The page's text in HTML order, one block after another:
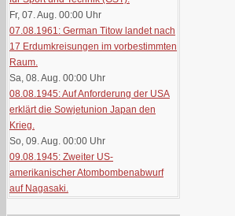
Fr, 07. Aug. 00:00 Uhr
07.08.1961: German Titow landet nach
17 Erdumkreisungen im vorbestimmten
Raum.
Sa, 08. Aug. 00:00 Uhr
08.08.1945: Auf Anforderung der USA
erklärt die Sowjetunion Japan den
Krieg.
So, 09. Aug. 00:00 Uhr
09.08.1945: Zweiter US-
amerikanischer Atombombenabwurf
auf Nagasaki.